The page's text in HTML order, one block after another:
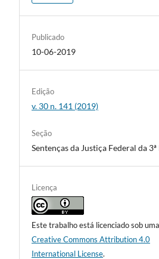
Publicado
10-06-2019
Edição
v. 30 n. 141 (2019)
Seção
Sentenças da Justiça Federal da 3ª
Licença
Este trabalho está licenciado sob
Creative Commons Attribution 4.0
International License.